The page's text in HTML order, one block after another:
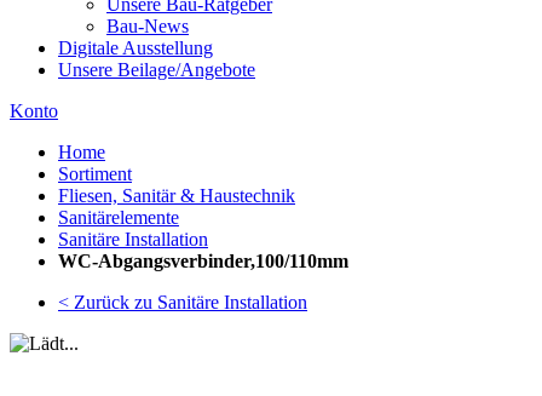
Unsere Bau-Ratgeber
Bau-News
Digitale Ausstellung
Unsere Beilage/Angebote
Konto
Home
Sortiment
Fliesen, Sanitär & Haustechnik
Sanitärelemente
Sanitäre Installation
WC-Abgangsverbinder,100/110mm
< Zurück zu Sanitäre Installation